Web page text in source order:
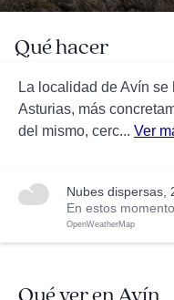
Qué hacer
La localidad de Avín
Asturias, más
del mismo, cerc... Ver
nubes dispersas,
En estos
OpenWeatherMap